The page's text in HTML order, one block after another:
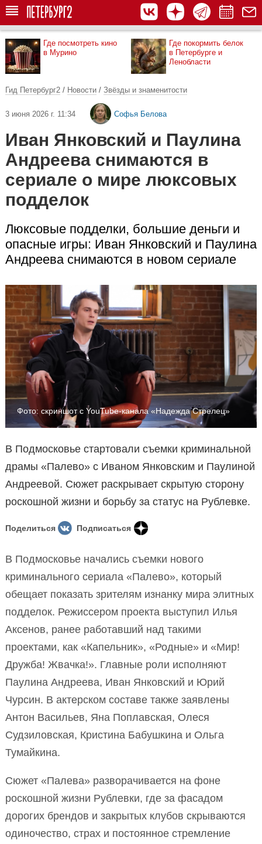
Где посмотреть кино
в Мурино
Где покормить белок
в Петербурге и
Ленобласти
Гид Петербург2 / Новости / Звёзды и знаменитости
3 июня 2026 г. 11:34 Софья Белова
Иван Янковский и Паулина
Андреева снимаются в
сериале о мире люксовых
подделок
Люксовые подделки, большие деньги и
опасные игры: Иван Янковский и Паулина
Андреева снимаются в новом сериале
Фото: скриншот с YouTube-канала «Надежда Стрелец»
В Подмосковье стартовали съемки криминальной
драмы «Палево» с Иваном Янковским и Паулиной
Андреевой. Сюжет раскрывает скрытую сторону
роскошной жизни и борьбу за статус на Рублевке.
Поделиться Подписаться
В Подмосковье начались съемки нового
криминального сериала «Палево», который
обещает показать зрителям изнанку мира элитных
подделок. Режиссером проекта выступил Илья
Аксенов, ранее работавший над такими
проектами, как «Капельник», «Родные» и «Мир!
Дружба! Жвачка!». Главные роли исполняют
Паулина Андреева, Иван Янковский и Юрий
Чурсин. В актерском составе также заявлены
Антон Васильев, Яна Поплавская, Олеся
Судзиловская, Кристина Бабушкина и Ольга
Тумайкина.
Сюжет «Палева» разворачивается на фоне
роскошной жизни Рублевки, где за фасадом
дорогих брендов и закрытых клубов скрываются
одиночество, страх и постоянное стремление